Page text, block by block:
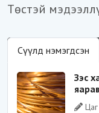
Төстэй
Сүүлд нэмэгдсэн
Зэс